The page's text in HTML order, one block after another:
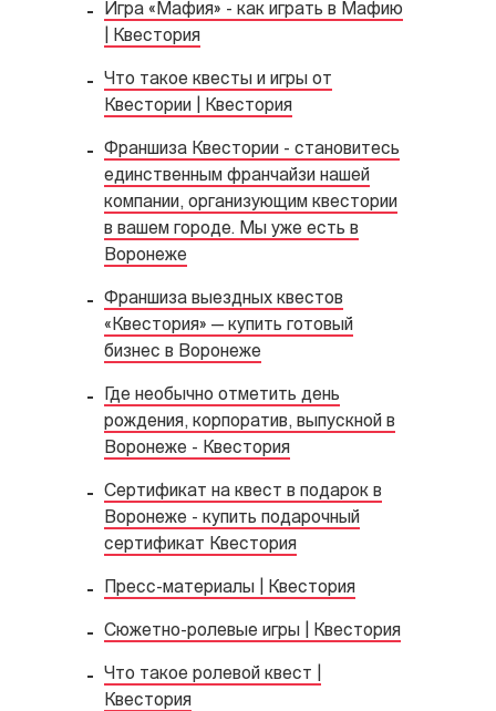
Игра «Мафия» - как играть в Мафию
| Квестория
Что такое квесты и игры от
Квестории | Квестория
Франшиза Квестории - становитесь
единственным франчайзи нашей
компании, организующим квестории
в вашем городе. Мы уже есть в
Воронеже
Франшиза выездных квестов
«Квестория» — купить готовый
бизнес в Воронеже
Где необычно отметить день
рождения, корпоратив, выпускной в
Воронеже - Квестория
Сертификат на квест в подарок в
Воронеже - купить подарочный
сертификат Квестория
Пресс-материалы | Квестория
Сюжетно-ролевые игры | Квестория
Что такое ролевой квест |
Квестория